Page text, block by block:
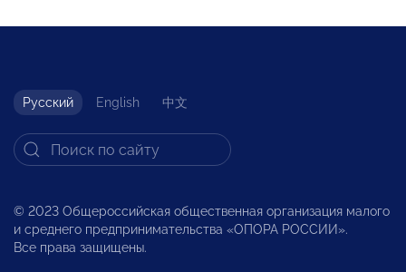
Русский English 中文
© 2023 Общероссийская общественная организация малого
и среднего предпринимательства «ОПОРА РОССИИ».
Все права защищены.